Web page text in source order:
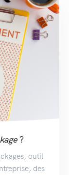
?
outil
des